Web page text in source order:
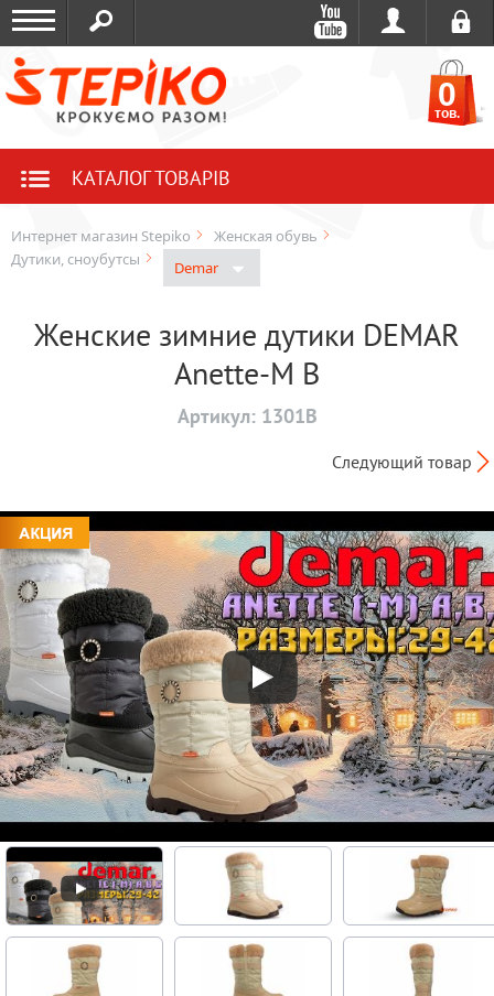
0
тов.
КАТАЛОГ ТОВАРІВ
Интернет магазин Stepiko
Женская обувь
Дутики, сноубутсы
Demar
Женские зимние дутики DEMAR
Anette-M B
Артикул: 1301B
Следующий товар